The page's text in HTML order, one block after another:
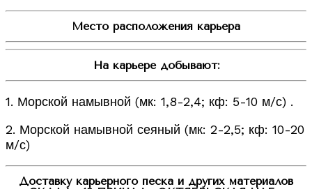
Место расположения карьера
На карьере добывают:
1. Морской намывной (мк: 1,8-2,4; кф: 5-10 м/с) .
2. Морской намывной сеяный (мк: 2-2,5; кф: 10-20
м/с)
Доставку карьерного песка и других материалов